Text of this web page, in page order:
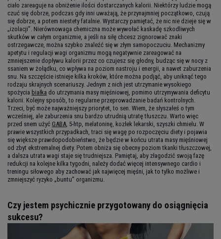
ciało zareaguje na obniżenie ilości dostarczanych kalorii. Niektórzy ludzie mogą
czuć się dobrze, podczas gdy inni uważają, że przynajmniej początkowo, czują
się dobrze, a potem niestety fatalnie. Wystarczy pamiętać, że nic nie dzieje się w
„izolacji”. Nierównowaga chemiczna może wywołać kaskadę szkodliwych
skutków w całym organizmie, a jeśli na siłę chcesz zignorować znaki
ostrzegawcze, można szybko znaleźć się w złym samopoczuciu. Mechanizmy
apetytu i regulacji wagi organizmu mogą negatywnie zareagować na
zmniejszenie dopływu kalorii przez co czujesz się głodny, budząc się w nocy z
ssaniem w żołądku, co wpływa na poziom nastroju i energii, a nawet zaburzenia
snu. Na szczęście istnieje kilka kroków, które można podjąć, aby uniknąć tego
rodzaju skrajnych scenariuszy. Jednym z nich jest utrzymanie wysokiego
spożycia białka do utrzymania masy mięśniowej, pomimo utrzymywania deficytu
kalorii. Kolejny sposób, to regularne przeprowadzanie badań kontrolnych.
Trzeci, być może najważniejszy priorytet, to sen. Wiem, że słyszałeś o tym
wcześniej, ale zaburzenia snu bardzo utrudnią utratę tłuszczu. Warto więc
przed snem użyć GABA , 5-htp, melatoninę, kozłek lekarski, szyszki chmielu. W
prawie wszystkich przypadkach, traci się wagę po rozpoczęciu diety i pojawia
się większe prawdopodobieństwo, że będzie w końcu utrata masy mięśniowej
od zbyt ekstremalnej diety. Potem obniża się obecny poziom tkanki tłuszczowej,
a dalsza utrata wagi staje się trudniejsza. Pamiętaj, aby złagodzić swoją fazę
redukcji na kolejne kilka tygodni, należy dodać więcej intensywnego cardio i
treningu siłowego aby zachować jak najwięcej mięśni, jak to tylko możliwe i
zmniejszyć ryzyko „buntu” organizmu.
Czy jestem psychicznie przygotowany do osiągnięcia
sukcesu?